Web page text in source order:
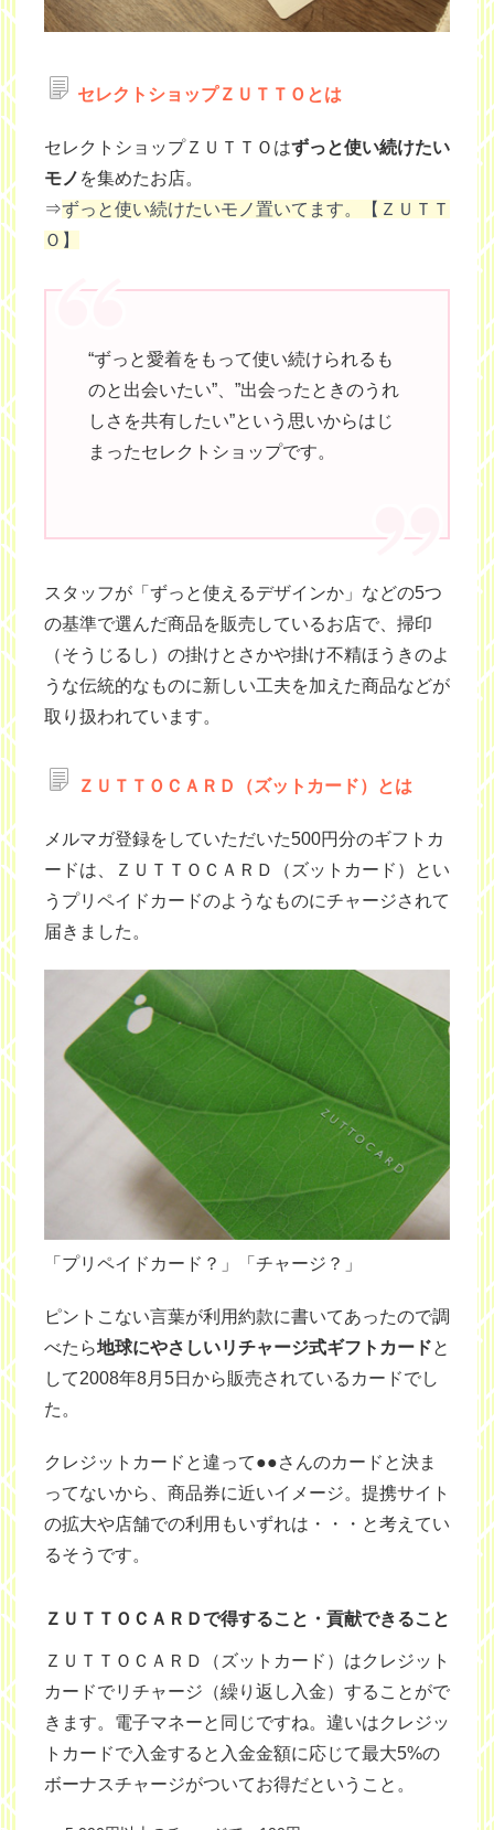
セレクトショップＺＵＴＴＯとは
セレクトショップＺＵＴＴＯはずっと使い続けたい
モノ を集めたお店。
⇒ずっと使い続けたいモノ置いてます。【ＺＵＴＴ
Ｏ】
“ずっと愛着をもって使い続けられるも
のと出会いたい”、”出会ったときのうれ
しさを共有したい”という思いからはじ
まったセレクトショップです。
スタッフが「ずっと使えるデザインか」などの5つ
の基準で選んだ商品を販売しているお店で、掃印
（そうじるし）の掛けとさかや掛け不精ほうきのよ
うな伝統的なものに新しい工夫を加えた商品などが
取り扱われています。
ＺＵＴＴＯＣＡＲＤ（ズットカード）とは
メルマガ登録をしていただいた500円分のギフトカ
ードは、ＺＵＴＴＯＣＡＲＤ（ズットカード）とい
うプリペイドカードのようなものにチャージされて
届きました。
「プリペイドカード？」「チャージ？」
ピントこない言葉が利用約款に書いてあったので調
べたら地球にやさしいリチャージ式ギフトカードと
して2008年8月5日から販売されているカードでし
た。
クレジットカードと違って●●さんのカードと決ま
ってないから、商品券に近いイメージ。提携サイト
の拡大や店舗での利用もいずれは・・・と考えてい
るそうです。
ＺＵＴＴＯＣＡＲＤで得すること・貢献できること
ＺＵＴＴＯＣＡＲＤ（ズットカード）はクレジット
カードでリチャージ（繰り返し入金）することがで
きます。電子マネーと同じですね。違いはクレジッ
トカードで入金すると入金金額に応じて最大5%の
ボーナスチャージがついてお得だということ。